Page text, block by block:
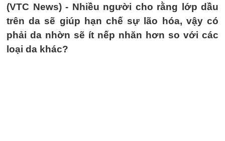
(VTC News) - Nhiều người cho rằng lớp dầu
trên da sẽ giúp hạn chế sự lão hóa, vậy có
phải da nhờn sẽ ít nếp nhăn hơn so với các
loại da khác?